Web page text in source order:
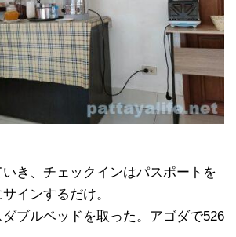
き、チェックインはパスポートを
インするだけ。
ブルベッドを取った。アゴダで526